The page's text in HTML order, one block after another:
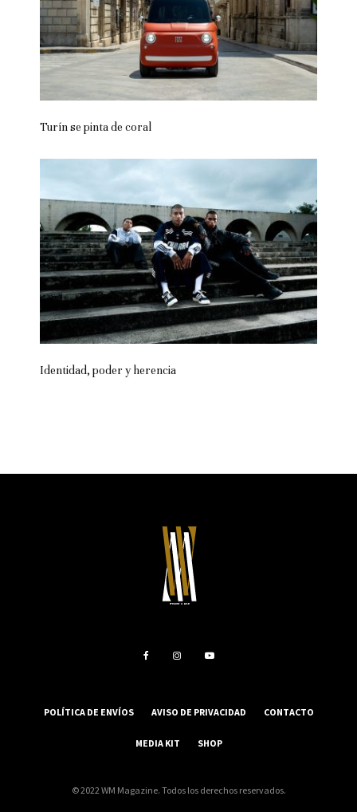
Turín se pinta de coral
Identidad, poder y herencia
POLÍTICA DE ENVÍOS AVISO DE PRIVACIDAD CONTACTO
MEDIA KIT SHOP
© 2022 WM Magazine. Todos los derechos reservados.